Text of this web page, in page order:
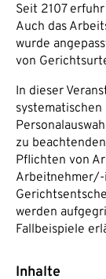
Seit 2107
Auch das
wurde
von
In dieser
zu
Pflichten von
werden
Fallbeispiele
Inhalte